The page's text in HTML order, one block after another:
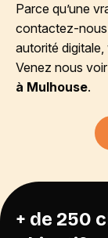
Parce qu’une
contactez-
autorité
Venez nous
à Mulhouse.
+ de 250